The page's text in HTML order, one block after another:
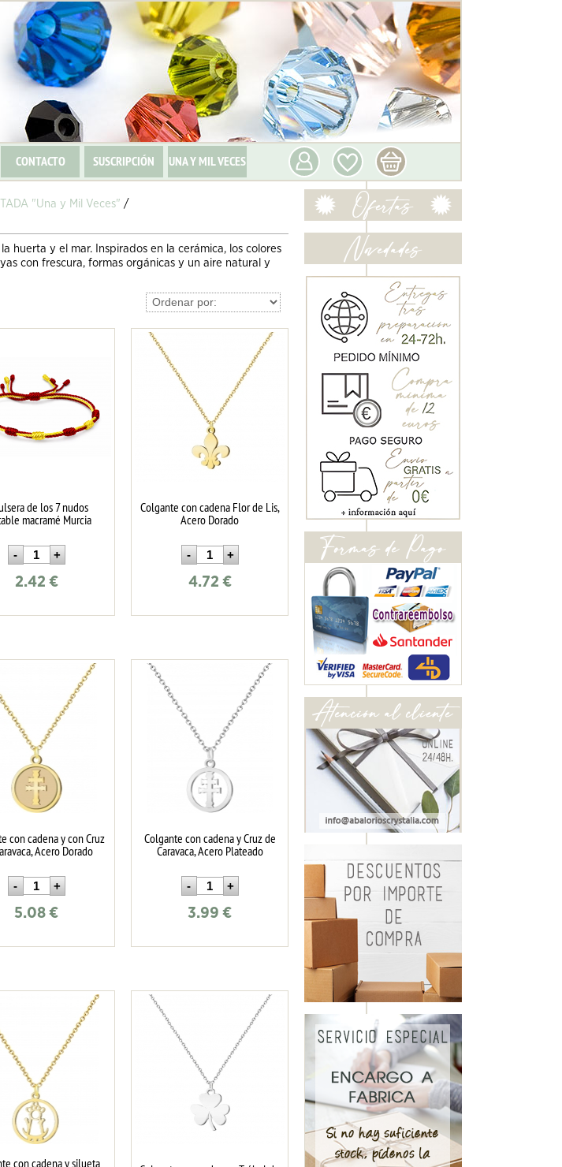
CONTACTO SUSCRIPCIÓN UNA Y MIL VECES
"Una y Mil Veces" /
huerta y el mar. Inspirados en la cerámica, los colores
con frescura, formas orgánicas y un aire natural y
de los 7 nudos
macramé Murcia
2.42 €
Colgante con cadena Flor de Lis,
Acero Dorado
4.72 €
con cadena y con Cruz
Acero Dorado
5.08 €
Colgante con cadena y Cruz de
Caravaca, Acero Plateado
3.99 €
con cadena y silueta